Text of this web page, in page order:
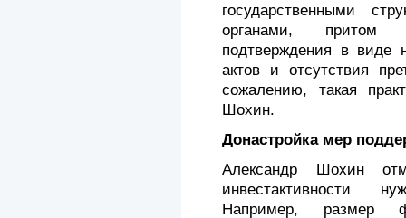
государственными
органами, притом
подтверждения в виде
актов и отсутствия
сожалению, такая
Шохин.
Донастройка мер
Александр Шохин
инвестактивности
Например, размер